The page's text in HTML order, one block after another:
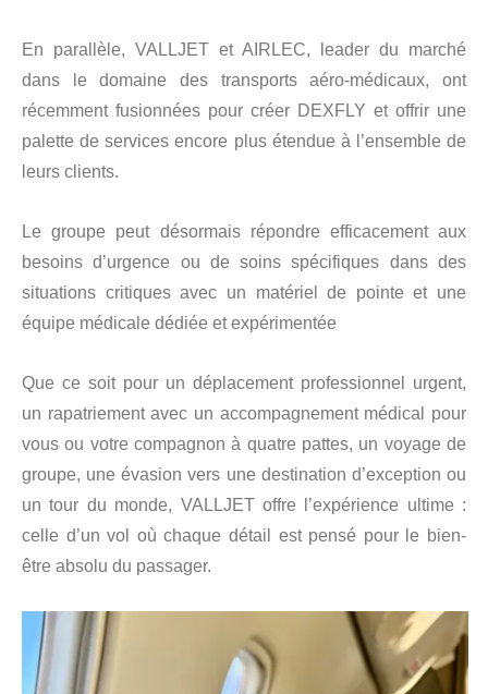
En parallèle, VALLJET et AIRLEC, leader du marché
dans le domaine des transports aéro-médicaux, ont
récemment fusionnées pour créer DEXFLY et offrir une
palette de services encore plus étendue à l’ensemble de
leurs clients.
Le groupe peut désormais répondre efficacement aux
besoins d’urgence ou de soins spécifiques dans des
situations critiques avec un matériel de pointe et une
équipe médicale dédiée et expérimentée
Que ce soit pour un déplacement professionnel urgent,
un rapatriement avec un accompagnement médical pour
vous ou votre compagnon à quatre pattes, un voyage de
groupe, une évasion vers une destination d’exception ou
un tour du monde, VALLJET offre l’expérience ultime :
celle d’un vol où chaque détail est pensé pour le bien-
être absolu du passager.